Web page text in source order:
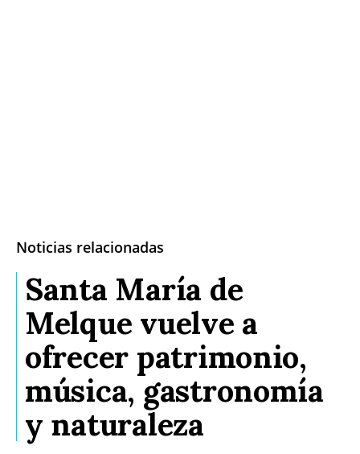
Noticias relacionadas
Santa María de
Melque vuelve a
ofrecer patrimonio,
música, gastronomía
y naturaleza